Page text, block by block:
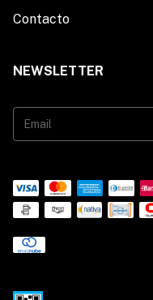
Contacto
NEWSLETTER